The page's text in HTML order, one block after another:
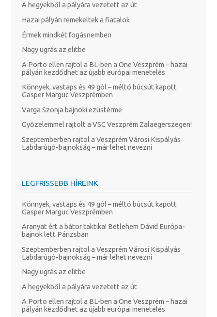
A hegyekből a pályára vezetett az út
Hazai pályán remekeltek a fiatalok
Érmek mindkét fogásnemben
Nagy ugrás az elitbe
A Porto ellen rajtol a BL-ben a One Veszprém – hazai
pályán kezdődhet az újabb európai menetelés
Könnyek, vastaps és 49 gól – méltó búcsút kapott
Gasper Marguc Veszprémben
Varga Szonja bajnoki ezüstérme
Győzelemmel rajtolt a VSC Veszprém Zalaegerszegen!
Szeptemberben rajtol a Veszprém Városi Kispályás
Labdarúgó-bajnokság – már lehet nevezni
LEGFRISSEBB HÍREINK
Könnyek, vastaps és 49 gól – méltó búcsút kapott
Gasper Marguc Veszprémben
Aranyat ért a bátor taktika! Betlehem Dávid Európa-
bajnok lett Párizsban
Szeptemberben rajtol a Veszprém Városi Kispályás
Labdarúgó-bajnokság – már lehet nevezni
Nagy ugrás az elitbe
A hegyekből a pályára vezetett az út
A Porto ellen rajtol a BL-ben a One Veszprém – hazai
pályán kezdődhet az újabb európai menetelés